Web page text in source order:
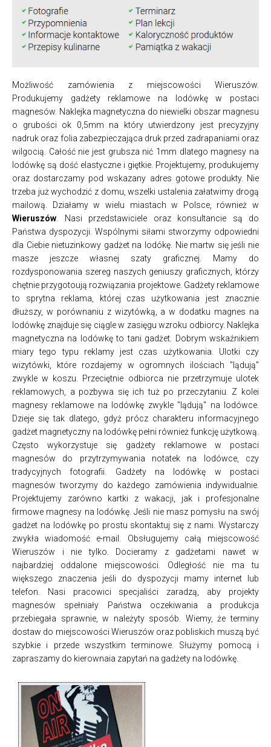
Możliwość zamówienia z miejscowości Wieruszów.
Produkujemy gadżety reklamowe na lodówkę w postaci
magnesów. Naklejka magnetyczna do niewielki obszar magnesu
o grubości ok 0,5mm na który utwierdzony jest precyzyjny
nadruk oraz folia zabezpieczająca druk przed zadrapaniami oraz
wilgocią. Całość nie jest grubsza nić 1mm dlatego magnesy na
lodówkę są dość elastyczne i giętkie. Projektujemy, produkujemy
oraz dostarczamy pod wskazany adres gotowe produkty. Nie
trzeba już wychodzić z domu, wszelki ustalenia załatwimy drogą
mailową. Działamy w wielu miastach w Polsce, również w
Wieruszów . Nasi przedstawiciele oraz konsultancie są do
Państwa dyspozycji. Wspólnymi siłami stworzymy odpowiedni
dla Ciebie nietuzinkowy gadżet na lodókę. Nie martw się jeśli nie
masze jeszcze własnej szaty graficznej. Mamy do
rozdysponowania szereg naszych geniuszy graficznych, którzy
chętnie przygotoują rozwiązania projektowe. Gadżety reklamowe
to sprytna reklama, której czas użytkowania jest znacznie
dłuższy, w porównaniu z wizytówką, a w dodatku magnes na
lodówkę znajduje się ciągle w zasięgu wzroku odbiorcy. Naklejka
magnetyczna na lodówkę to tani gadżet. Dobrym wskaźnikiem
miary tego typu reklamy jest czas użytkowania. Ulotki czy
wizytówki, które rozdajemy w ogromnych ilościach "lądują"
zwykle w koszu. Przeciętnie odbiorca nie przetrzymuje ulotek
reklamowych, a pozbywa się ich tuż po przeczytaniu. Z kolei
magnesy reklamowe na lodówkę zwykle "lądują" na lodówce.
Dzieje się tak dlatego, gdyż prócz charakteru informacyjnego
gadżet magnetyczny na lodówkę pełni również funkcję użytkową.
Często wykorzystuje się gadżety reklamowe w postaci
magnesów do przytrzymywania notatek na lodówce, czy
tradycyjnych fotografii. Gadżety na lodówkę w postaci
magnesów tworzymy do każdego zamówienia indywidualnie.
Projektujemy zarówno kartki z wakacji, jak i profesjonalne
firmowe magnesy na lodówkę. Jeśli nie masz pomysłu na swój
gadżet na lodówkę po prostu skontaktuj się z nami. Wystarczy
zwykła wiadomość e-mail. Obsługujemy całą miejscowość
Wieruszów i nie tylko. Docieramy z gadżetami nawet w
najbardziej oddalone miejscowości. Odległość nie ma tu
większego znaczenia jeśli do dyspozycji mamy internet lub
telefon. Nasi pracowici specjaliści zaradzą, aby projekty
magnesów spełniały Państwa oczekiwania a produkcja
przebiegała sprawnie, w należyty sposób. Wiemy, że terminy
dostaw do miejscowości Wieruszów oraz pobliskich muszą być
szybkie i przede wszystkim terminowe. Służymy pomocą i
zapraszamy do kierownaia zapytań na gadżety na lodówkę.